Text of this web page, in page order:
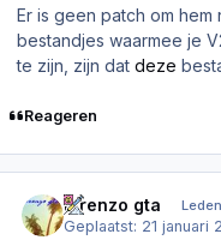
Er is geen patch om
bestandjes waarmee je
te zijn, zijn dat deze
Reageren
lorenzo gta Leden
Geplaatst: 21 januari